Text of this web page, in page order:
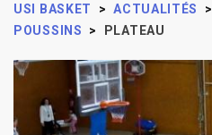
USI BASKET > ACTUALITÉS >
POUSSINS
> PLATEAU